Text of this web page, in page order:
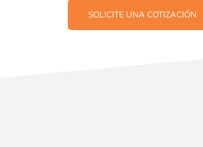
SOLICITE UNA COTIZACIÓN